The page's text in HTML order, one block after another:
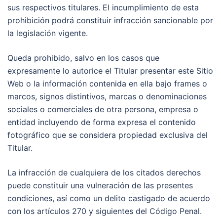
sus respectivos titulares. El incumplimiento de esta
prohibición podrá constituir infracción sancionable por
la legislación vigente.
Queda prohibido, salvo en los casos que
expresamente lo autorice el Titular presentar este Sitio
Web o la información contenida en ella bajo frames o
marcos, signos distintivos, marcas o denominaciones
sociales o comerciales de otra persona, empresa o
entidad incluyendo de forma expresa el contenido
fotográfico que se considera propiedad exclusiva del
Titular.
La infracción de cualquiera de los citados derechos
puede constituir una vulneración de las presentes
condiciones, así como un delito castigado de acuerdo
con los artículos 270 y siguientes del Código Penal.